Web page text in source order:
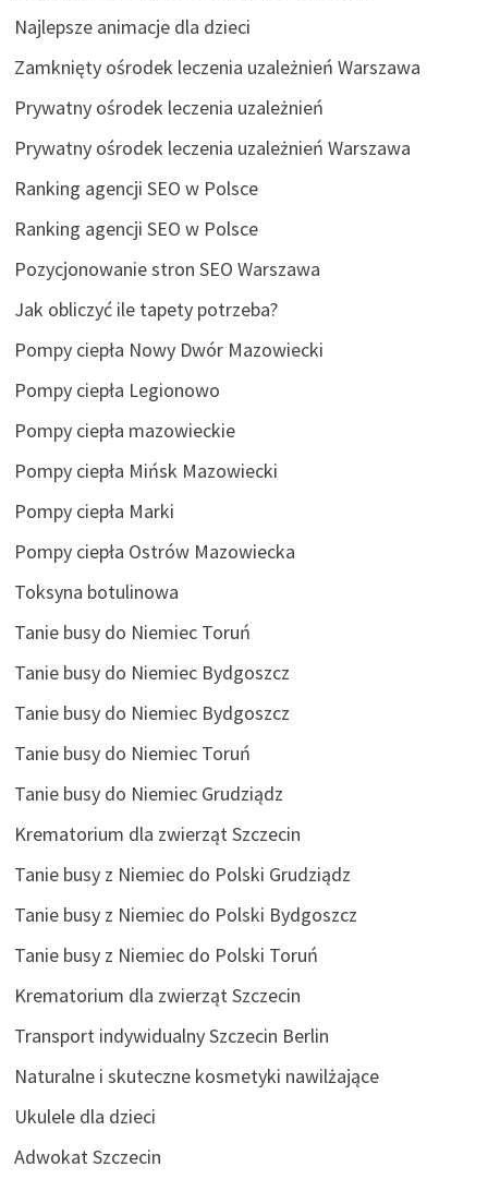
Najlepsze animacje dla dzieci
Zamknięty ośrodek leczenia uzależnień Warszawa
Prywatny ośrodek leczenia uzależnień
Prywatny ośrodek leczenia uzależnień Warszawa
Ranking agencji SEO w Polsce
Ranking agencji SEO w Polsce
Pozycjonowanie stron SEO Warszawa
Jak obliczyć ile tapety potrzeba?
Pompy ciepła Nowy Dwór Mazowiecki
Pompy ciepła Legionowo
Pompy ciepła mazowieckie
Pompy ciepła Mińsk Mazowiecki
Pompy ciepła Marki
Pompy ciepła Ostrów Mazowiecka
Toksyna botulinowa
Tanie busy do Niemiec Toruń
Tanie busy do Niemiec Bydgoszcz
Tanie busy do Niemiec Bydgoszcz
Tanie busy do Niemiec Toruń
Tanie busy do Niemiec Grudziądz
Krematorium dla zwierząt Szczecin
Tanie busy z Niemiec do Polski Grudziądz
Tanie busy z Niemiec do Polski Bydgoszcz
Tanie busy z Niemiec do Polski Toruń
Krematorium dla zwierząt Szczecin
Transport indywidualny Szczecin Berlin
Naturalne i skuteczne kosmetyki nawilżające
Ukulele dla dzieci
Adwokat Szczecin